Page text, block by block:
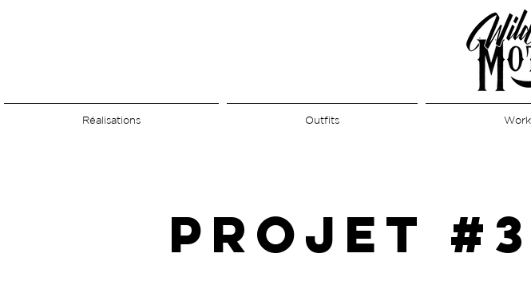
Réalisations Outfits
PROJET #3